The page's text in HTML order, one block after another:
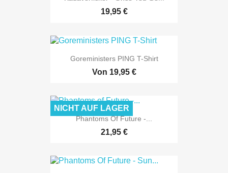
19,95 €
Goreministers PING T-Shirt
Von 19,95 €
Phantoms Of Future -...
21,95 €
NICHT AUF LAGER